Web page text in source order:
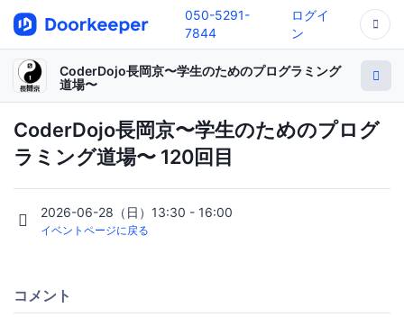
050-5291-
7844
ログイ
ン
CoderDojo長岡京〜学生のためのプログラミング
道場〜
CoderDojo長岡京〜学生のためのプログ
ラミング道場〜 120回目
2026-06-28（日）13:30 - 16:00
イベントページに戻る
コメント